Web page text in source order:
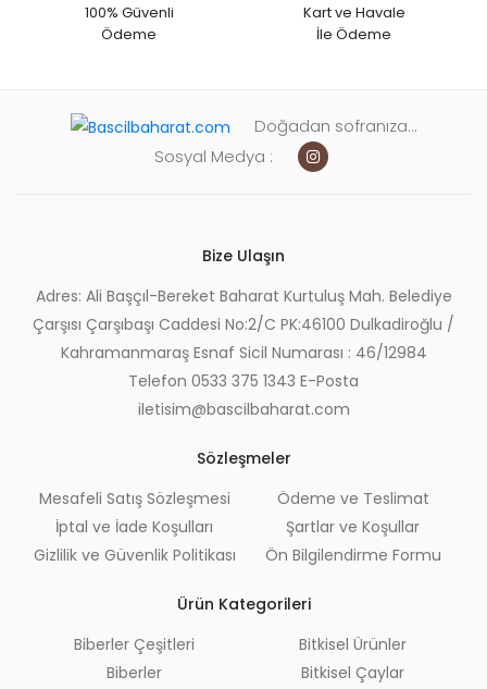
100% Güvenli
Ödeme
Kart ve Havale
İle Ödeme
Doğadan sofranıza...
Sosyal Medya :
Bize Ulaşın
Adres: Ali Başçıl-Bereket Baharat Kurtuluş Mah. Belediye
Çarşısı Çarşıbaşı Caddesi No:2/C PK:46100 Dulkadiroğlu /
Kahramanmaraş Esnaf Sicil Numarası : 46/12984
Telefon 0533 375 1343 E-Posta
iletisim@bascilbaharat.com
Sözleşmeler
Mesafeli Satış Sözleşmesi
İptal ve İade Koşulları
Gizlilik ve Güvenlik Politikası
Ödeme ve Teslimat
Şartlar ve Koşullar
Ön Bilgilendirme Formu
Ürün Kategorileri
Biberler Çeşitleri
Biberler
Bitkisel Ürünler
Bitkisel Çaylar